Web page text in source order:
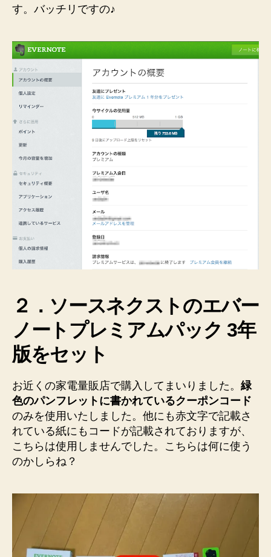
す。バッチリですの♪
２．ソースネクストのエバー
ノートプレミアムパック 3年
版をセット
お近くの家電量販店で購入してまいりました。 緑
色のパンフレットに書かれているクーポンコード
のみを使用いたしました。他にも赤文字で記載さ
れている紙にもコードが記載されておりますが、
こちらは使用しませんでした。こちらは何に使う
のかしらね？